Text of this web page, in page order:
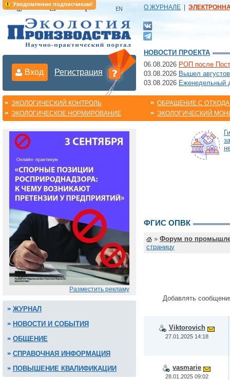
Уведомление подписчикам! О ЖУРНАЛЕ
Вход Регистрация
НОВОСТИ ПРОЕКТА
06.08.2026 РОП после
03.08.2026 Вышел
03.08.2026 Еженедельный
ЭКОЛОГИЧЕСКИЙ КОНТРОЛЬ
ЭКОЛОГИЧЕСКОЕ НОРМИРОВАНИЕ
ОБРАЩЕНИЕ С
ЭКОЛОГИЧЕСКИЙ
Разместить рекламу
ЖУРНАЛ
НОВОСТИ И СОБЫТИЯ
ОБЩЕНИЕ
СПРАВОЧНАЯ ИНФОРМАЦИЯ
ПОВЫШЕНИЕ КВАЛИФИКАЦИИ
ФГИС ОПВК
» Форум по
страницу
Добавлять
Viktorovich
27.01.2025 14:18
vasmarie
28.01.2025 09:02